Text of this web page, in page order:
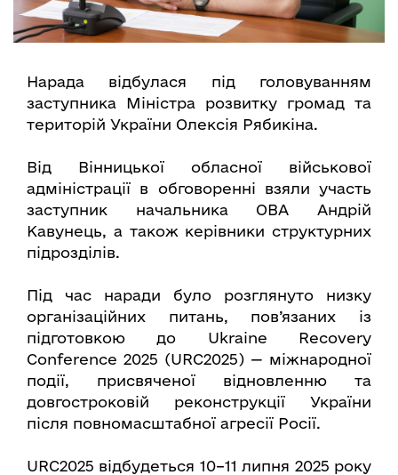
Нарада відбулася під головуванням
заступника Міністра розвитку громад та
територій України Олексія Рябикіна.
Від Вінницької обласної військової
адміністрації в обговоренні взяли участь
заступник начальника ОВА Андрій
Кавунець, а також керівники структурних
підрозділів.
Під час наради було розглянуто низку
організаційних питань, пов’язаних із
підготовкою до Ukraine Recovery
Conference 2025 (URC2025) — міжнародної
події, присвяченої відновленню та
довгостроковій реконструкції України
після повномасштабної агресії Росії.
URC2025 відбудеться 10–11 липня 2025 року